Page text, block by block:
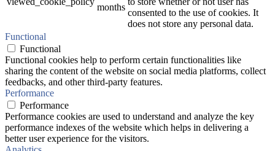
months
consented to the use of cookies. It
does not store any personal data.
Functional
Functional
Functional cookies help to perform certain functionalities like
sharing the content of the website on social media platforms, collect
feedbacks, and other third-party features.
Performance
Performance
Performance cookies are used to understand and analyze the key
performance indexes of the website which helps in delivering a
better user experience for the visitors.